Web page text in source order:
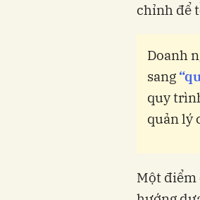
chỉnh để
Doanh
sang
quy
quản lý
Một điểm